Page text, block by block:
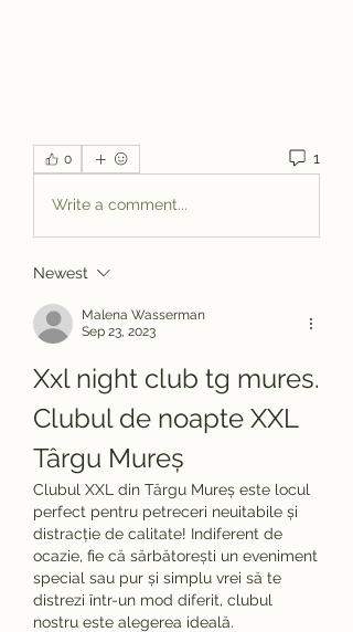
0 1
Write a comment...
Newest
Malena Wasserman
Sep 23, 2023
Xxl night club tg mures.
Clubul de noapte XXL
Târgu Mureș
Clubul XXL din Târgu Mureș este locul
perfect pentru petreceri neuitabile și
distracție de calitate! Indiferent de
ocazie, fie că sărbătorești un eveniment
special sau pur și simplu vrei să te
distrezi într-un mod diferit, clubul
nostru este alegerea ideală.